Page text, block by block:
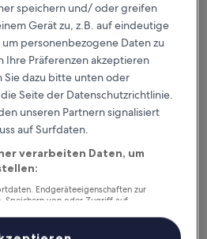
Bahnhof Lyon Jean Macé entfernt
(1.012 Bewertungen)
Der
165 €
165 €
inkl. Steuern & Gebühren
Dieu by IHG
speichern und/ oder greifen
Gerät zu, z.B. auf eindeutige
personenbezogene Daten zu
Ihre Präferenzen akzeptieren
Sie dazu bitte unten oder
Seite der Datenschutzrichtlinie.
unseren Partnern signalisiert
auf Surfdaten.
verarbeiten Daten, um
Endgeräteeigenschaften zur
von oder Zugriff auf
und der Performance von Inhalten,
und Verbesserung von